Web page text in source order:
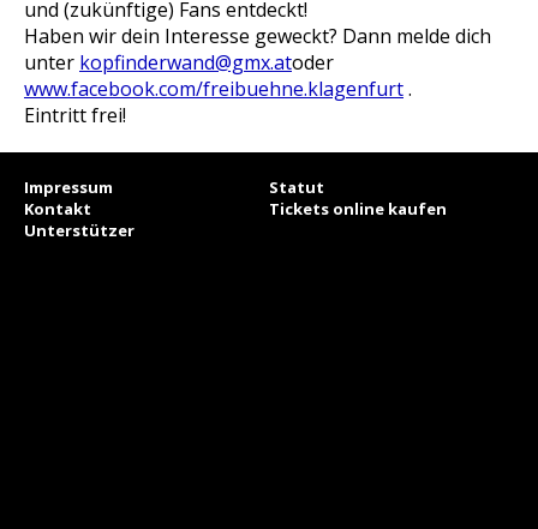
und (zukünftige) Fans entdeckt!
Haben wir dein Interesse geweckt? Dann melde dich
unter kopfinderwand@gmx.atoder
www.facebook.com/freibuehne.klagenfurt.
Eintritt frei!
Impressum
Statut
Kontakt
Tickets online kaufen
Unterstützer